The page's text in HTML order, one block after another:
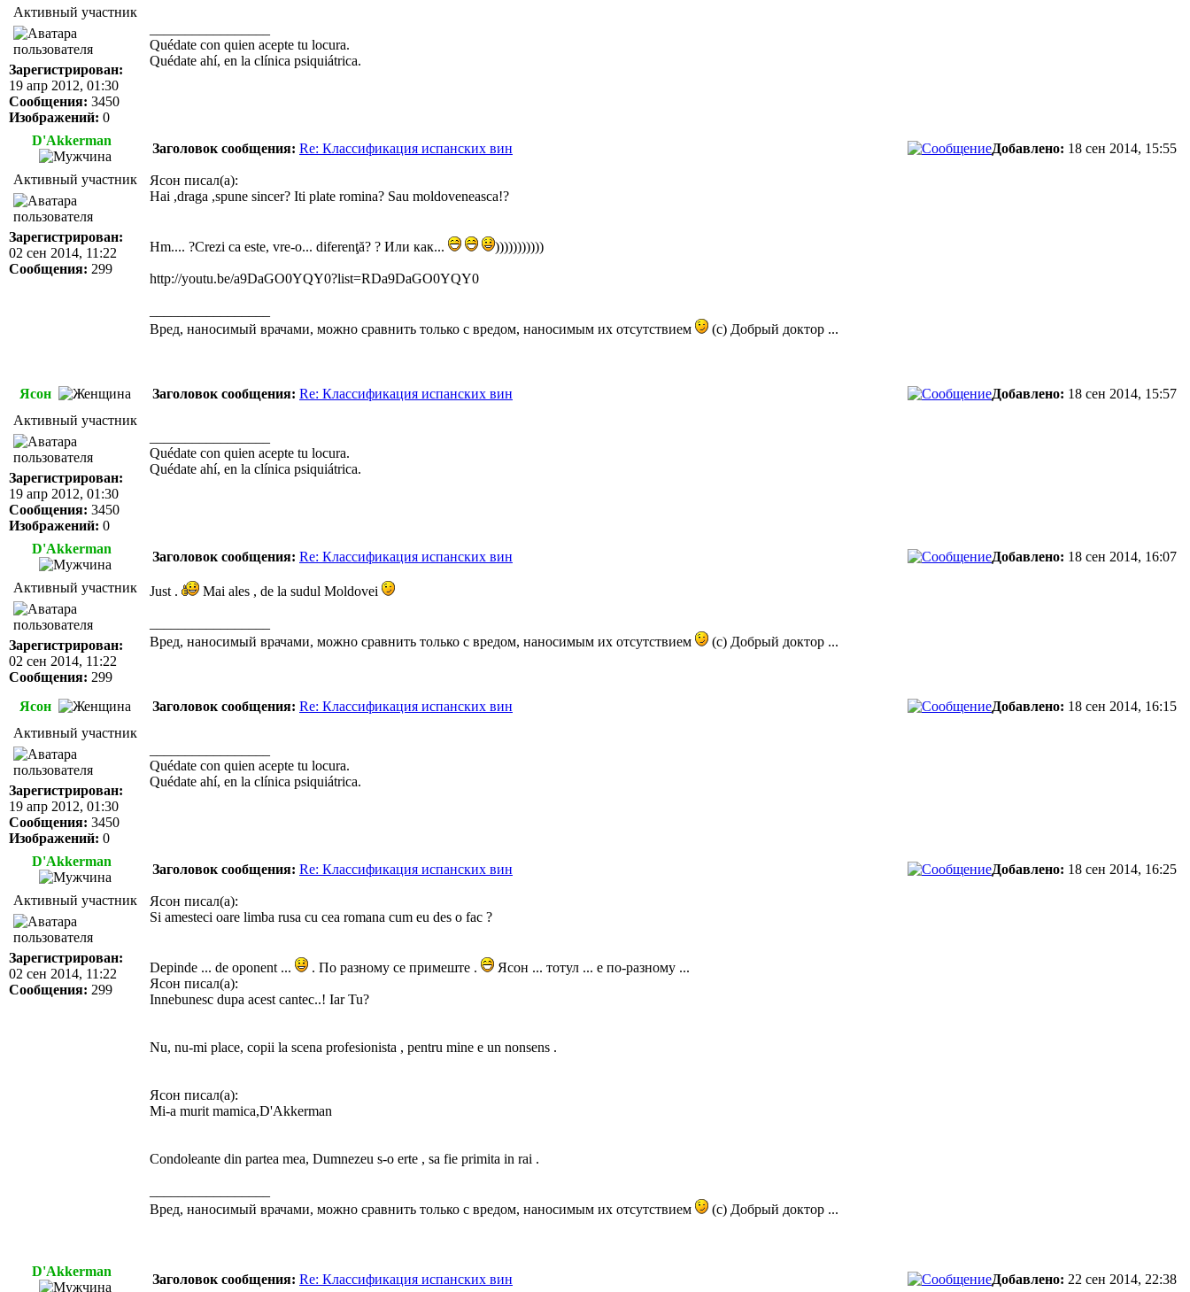
Активный участник
Зарегистрирован:
19 апр 2012, 01:30
Сообщения: 3450
Изображений: 0
Quédate con quien acepte tu locura.
Quédate ahí, en la clínica psiquiátrica.
D'Akkerman
Заголовок сообщения: Re: Классификация испанских вин Добавлено: 18 сен 2014, 15:55
Активный участник
Зарегистрирован:
02 сен 2014, 11:22
Сообщения: 299
Ясон писал(а):
Hai ,draga ,spune sincer? Iti plate romina? Sau moldoveneasca!?
Hm.... ?Crezi ca este, vre-o... diferenţă? ? Или как... )))))))))))
http://youtu.be/a9DaGO0YQY0?list=RDa9DaGO0YQY0
Вред, наносимый врачами, можно сравнить только с вредом, наносимым их отсутствием
(с) Добрый доктор ...
Ясон Заголовок сообщения: Re: Классификация испанских вин Добавлено: 18 сен 2014, 15:57
Активный участник
Зарегистрирован:
19 апр 2012, 01:30
Сообщения: 3450
Изображений: 0
Quédate con quien acepte tu locura.
Quédate ahí, en la clínica psiquiátrica.
D'Akkerman
Заголовок сообщения: Re: Классификация испанских вин Добавлено: 18 сен 2014, 16:07
Активный участник
Зарегистрирован:
02 сен 2014, 11:22
Сообщения: 299
Just . Mai ales , de la sudul Moldovei
Вред, наносимый врачами, можно сравнить только с вредом, наносимым их отсутствием
(с) Добрый доктор ...
Ясон Заголовок сообщения: Re: Классификация испанских вин Добавлено: 18 сен 2014, 16:15
Активный участник
Зарегистрирован:
19 апр 2012, 01:30
Сообщения: 3450
Изображений: 0
Quédate con quien acepte tu locura.
Quédate ahí, en la clínica psiquiátrica.
D'Akkerman
Заголовок сообщения: Re: Классификация испанских вин Добавлено: 18 сен 2014, 16:25
Активный участник
Зарегистрирован:
02 сен 2014, 11:22
Сообщения: 299
Ясон писал(а):
Si amesteci oare limba rusa cu cea romana cum eu des o fac ?
Depinde ... de oponent ... . По разному се примеште .
Ясон ... тотул ... е по-разному ...
Ясон писал(а):
Innebunesc dupa acest cantec..! Iar Tu?
Nu, nu-mi place, copii la scena profesionista , pentru mine e un nonsens .
Ясон писал(а):
Mi-a murit mamica,D'Akkerman
Condoleante din partea mea, Dumnezeu s-o erte , sa fie primita in rai .
Вред, наносимый врачами, можно сравнить только с вредом, наносимым их отсутствием
(с) Добрый доктор ...
D'Akkerman
Заголовок сообщения: Re: Классификация испанских вин Добавлено: 22 сен 2014, 22:38